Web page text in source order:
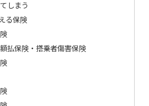
しまう
る保険
払保険・搭乗者傷害保険